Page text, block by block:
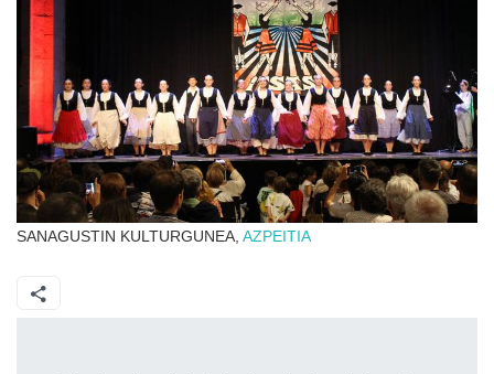
SANAGUSTIN KULTURGUNEA, AZPEITIA